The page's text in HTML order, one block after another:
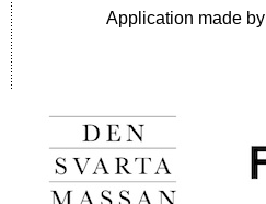
Application made by